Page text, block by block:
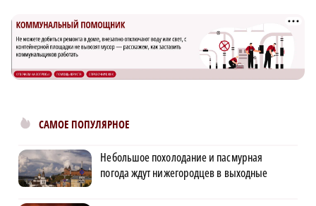
САМОЕ ПОПУЛЯРНОЕ
Небольшое похолодание и пасмурная
погода ждут нижегородцев в выходные